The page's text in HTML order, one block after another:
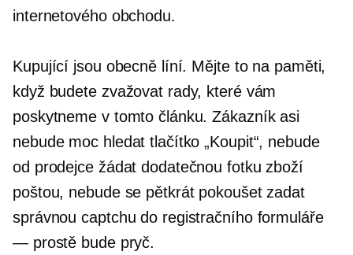
internetového obchodu.
Kupující jsou obecně líní. Mějte to na paměti,
když budete zvažovat rady, které vám
poskytneme v tomto článku. Zákazník asi
nebude moc hledat tlačítko „Koupit“, nebude
od prodejce žádat dodatečnou fotku zboží
poštou, nebude se pětkrát pokoušet zadat
správnou captchu do registračního formuláře
— prostě bude pryč.